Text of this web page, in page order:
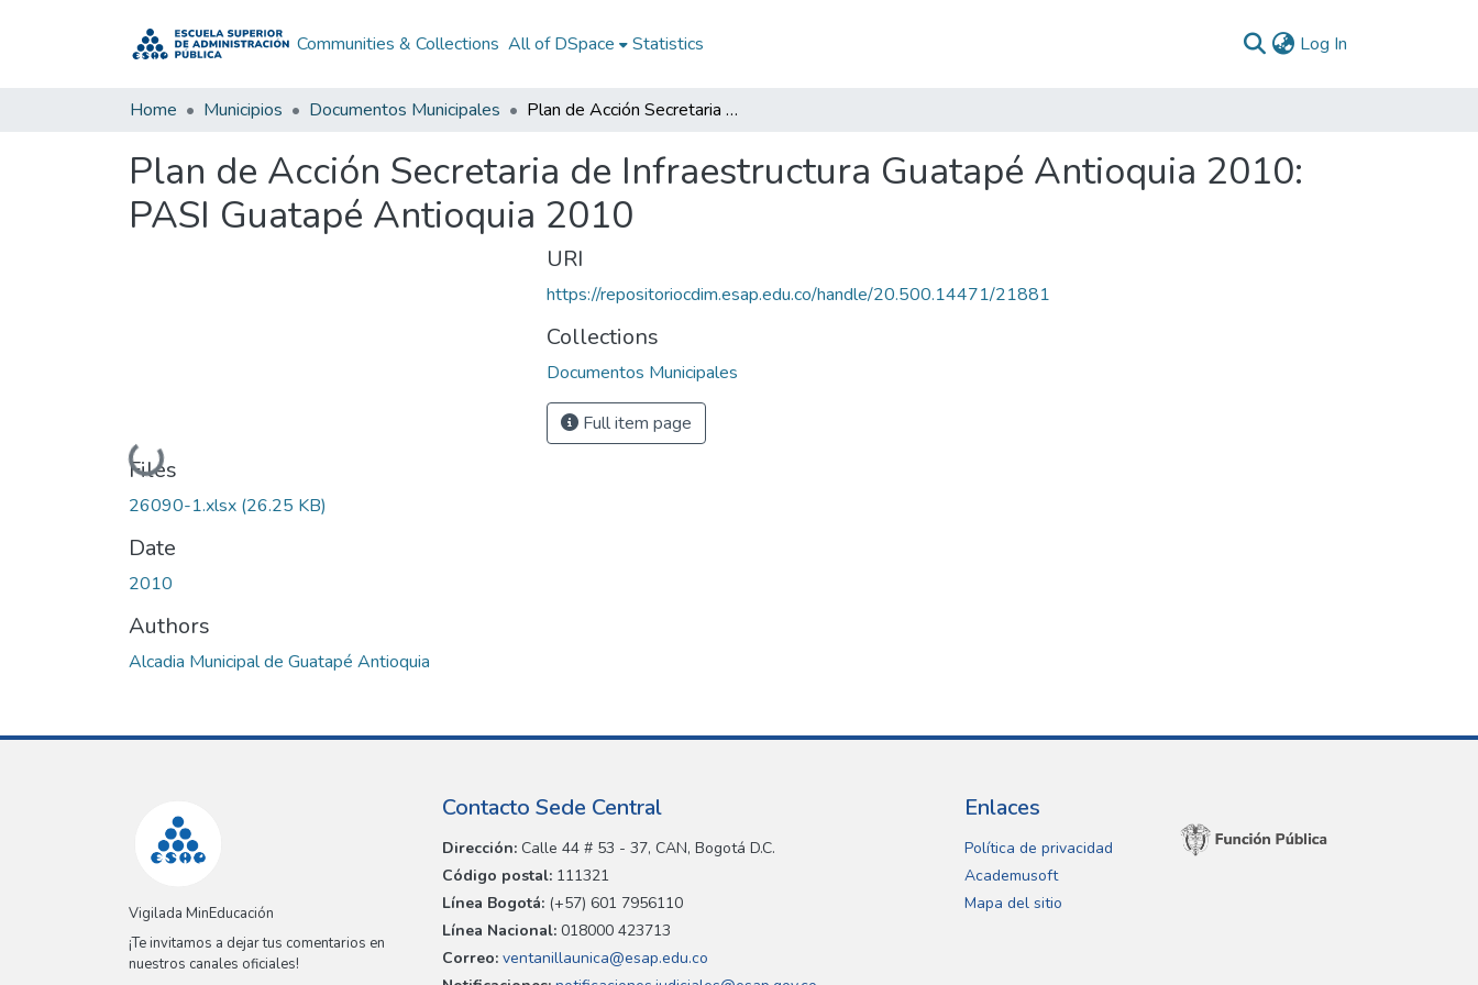
Communities & Collections All of DSpace Statistics Log In
Home Municipios Documentos Municipales Plan de Acción Secretaria de Infraestructura Guatapé Antioquia 2010: PASI Guatapé Antioquia 2010
Plan de Acción Secretaria de Infraestructura Guatapé Antioquia 2010:
PASI Guatapé Antioquia 2010
Loading...
Files
26090-1.xlsx (26.25 KB)
Date
2010
Authors
Alcadia Municipal de Guatapé Antioquia
URI
https://repositoriocdim.esap.edu.co/handle/20.500.14471/21881
Collections
Documentos Municipales
Full item page
Vigilada MinEducación
¡Te invitamos a dejar tus comentarios en
nuestros canales oficiales!
Contacto Sede Central
Dirección: Calle 44 # 53 - 37, CAN, Bogotá D.C.
Código postal: 111321
Línea Bogotá: (+57) 601 7956110
Línea Nacional: 018000 423713
Correo: ventanillaunica@esap.edu.co
Enlaces
Política de privacidad
Academusoft
Mapa del sitio